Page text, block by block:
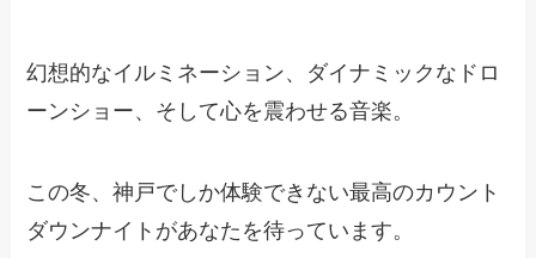
幻想的なイルミネーション、ダイナミックなドロ
ーンショー、そして心を震わせる音楽。
この冬、神戸でしか体験できない最高のカウント
ダウンナイトがあなたを待っています。